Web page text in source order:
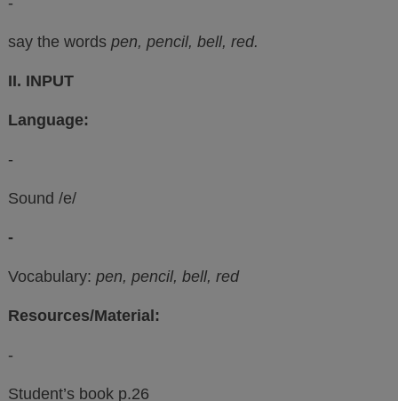
say the words pen, pencil, bell, red.
II. INPUT
Language:
-
Sound /e/
-
Vocabulary: pen, pencil, bell, red
Resources/Material:
-
Student’s book p.26